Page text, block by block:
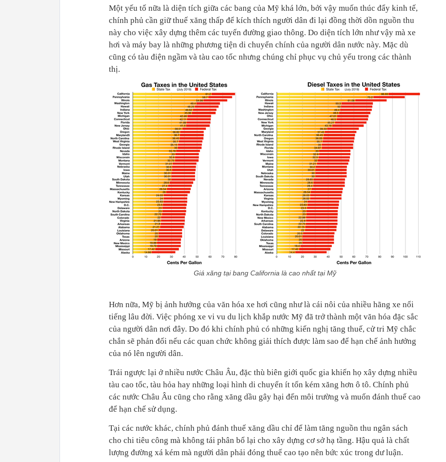
Một yếu tố nữa là diện tích giữa các bang của Mỹ khá lớn, bởi vậy muốn thúc đẩy kinh tế,
chính phủ cần giữ thuế xăng thấp để kích thích người dân đi lại đồng thời dồn nguồn thu
này cho việc xây dựng thêm các tuyến đường giao thông. Do diện tích lớn như vậy mà xe
hơi và máy bay là những phương tiện di chuyển chính của người dân nước này. Mặc dù
cũng có tàu điện ngầm và tàu cao tốc nhưng chúng chỉ phục vụ chủ yếu trong các thành
thị.
Giá xăng tại bang California là cao nhất tại Mỹ
Hơn nữa, Mỹ bị ảnh hưởng của văn hóa xe hơi cũng như là cái nôi của nhiều hãng xe nổi
tiếng lâu đời. Việc phóng xe vi vu du lịch khắp nước Mỹ đã trở thành một văn hóa đặc sắc
của người dân nơi đây. Do đó khi chính phủ có những kiến nghị tăng thuế, cử tri Mỹ chắc
chắn sẽ phản đối nếu các quan chức không giải thích được làm sao để hạn chế ảnh hưởng
của nó lên người dân.
Trái ngược lại ở nhiều nước Châu Âu, đặc thù biên giới quốc gia khiến họ xây dựng nhiều
tàu cao tốc, tàu hỏa hay những loại hình di chuyển ít tốn kém xăng hơn ô tô. Chính phủ
các nước Châu Âu cũng cho rằng xăng dầu gây hại đến môi trường và muốn đánh thuế cao
để hạn chế sử dụng.
Tại các nước khác, chính phủ đánh thuế xăng dầu chỉ để làm tăng nguồn thu ngân sách
cho chi tiêu công mà không tái phân bổ lại cho xây dựng cơ sở hạ tầng. Hậu quả là chất
lượng đường xá kém mà người dân phải đóng thuế cao tạo nên bức xúc trong dư luận.